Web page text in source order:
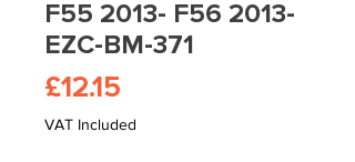
F55 2013- F56 2013-
EZC-BM-371
£12.15
VAT Included